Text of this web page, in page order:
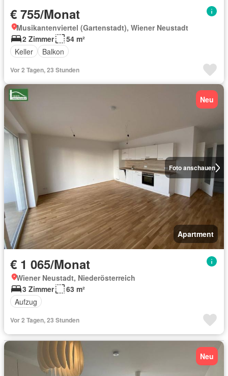
€ 755/Monat
Musikantenviertel (Gartenstadt), Wiener Neustadt
2 Zimmer
54 m²
Keller
Balkon
Vor 2 Tagen, 23 Stunden
Foto anschauen
Neu
Apartment
€ 1 065/Monat
Wiener Neustadt, Niederösterreich
3 Zimmer
63 m²
Aufzug
Vor 2 Tagen, 23 Stunden
Neu